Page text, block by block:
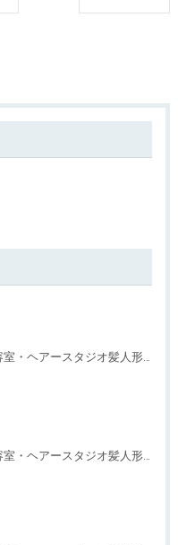
小野市にある美容室・ヘアースタジオ髪人形から挨拶
小野市にある美容室・ヘアースタジオ髪人形から4月の定休日のお知らせ